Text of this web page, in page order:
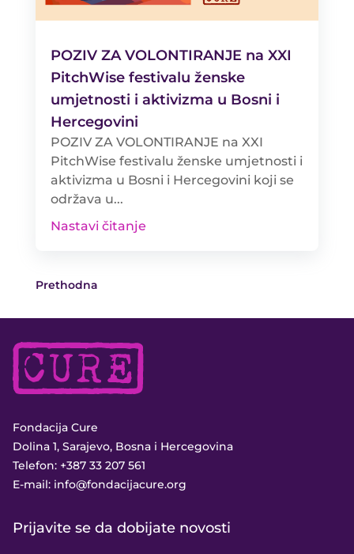
POZIV ZA VOLONTIRANJE na XXI
PitchWise festivalu ženske
umjetnosti i aktivizma u Bosni i
Hercegovini
POZIV ZA VOLONTIRANJE na XXI
PitchWise festivalu ženske umjetnosti i
aktivizma u Bosni i Hercegovini koji se
održava u...
Nastavi čitanje
Prethodna
Fondacija Cure
Dolina 1, Sarajevo, Bosna i Hercegovina
Telefon: +387 33 207 561
E-mail: info@fondacijacure.org
Prijavite se da dobijate novosti